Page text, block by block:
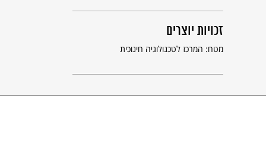
זכויות יוצרים
מטח: המרכז לטכנולוגיה חינוכית